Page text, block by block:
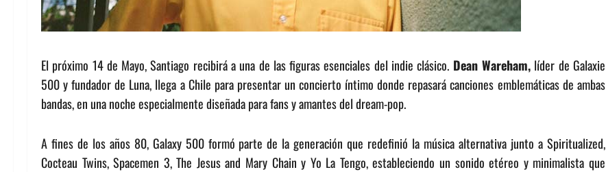
El próximo 14 de Mayo, Santiago recibirá a una de las figuras esenciales del indie clásico. Dean Wareham,líder de Galaxie
500 y fundador de Luna, llega a Chile para presentar un concierto íntimo donde repasará canciones emblemáticas de ambas
bandas, en una noche especialmente diseñada para fans y amantes del dream-pop.
A fines de los años 80, Galaxy 500 formó parte de la generación que redefinió la música alternativa junto a Spiritualized,
Cocteau Twins, Spacemen 3, The Jesus and Mary Chain y Yo La Tengo, estableciendo un sonido etéreo y minimalista que